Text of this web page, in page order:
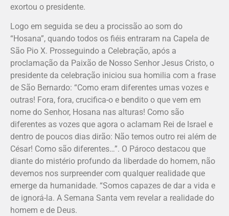
exortou o presidente.
Logo em seguida se deu a procissão ao som do
“Hosana”, quando todos os fiéis entraram na Capela de
São Pio X. Prosseguindo a Celebração, após a
proclamação da Paixão de Nosso Senhor Jesus Cristo, o
presidente da celebração iniciou sua homilia com a frase
de São Bernardo: “Como eram diferentes umas vozes e
outras! Fora, fora, crucifica-o e bendito o que vem em
nome do Senhor, Hosana nas alturas! Como são
diferentes as vozes que agora o aclamam Rei de Israel e
dentro de poucos dias dirão: Não temos outro rei além de
César! Como são diferentes…”. O Pároco destacou que
diante do mistério profundo da liberdade do homem, não
devemos nos surpreender com qualquer realidade que
emerge da humanidade. “Somos capazes de dar a vida e
de ignorá-la. A Semana Santa vem revelar a realidade do
homem e de Deus.